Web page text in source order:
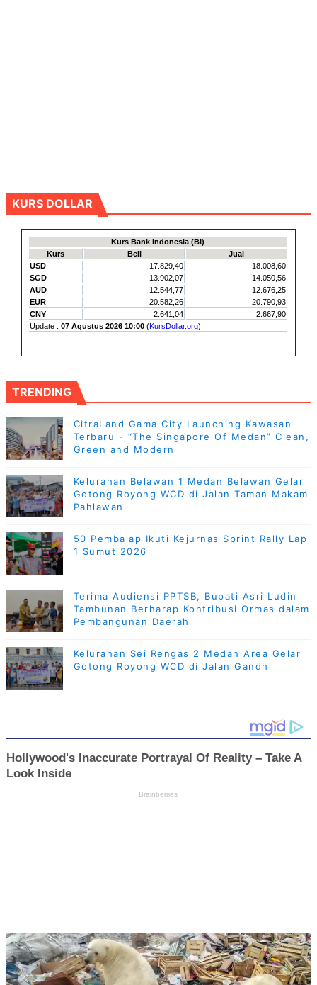
KURS DOLLAR
TRENDING
CitraLand Gama City Launching Kawasan
Terbaru - “The Singapore Of Medan” Clean,
Green and Modern
Kelurahan Belawan 1 Medan Belawan Gelar
Gotong Royong WCD di Jalan Taman Makam
Pahlawan
50 Pembalap Ikuti Kejurnas Sprint Rally Lap
1 Sumut 2026
Terima Audiensi PPTSB, Bupati Asri Ludin
Tambunan Berharap Kontribusi Ormas dalam
Pembangunan Daerah
Kelurahan Sei Rengas 2 Medan Area Gelar
Gotong Royong WCD di Jalan Gandhi